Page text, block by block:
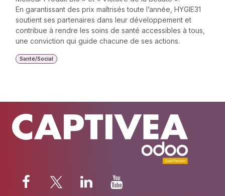
En garantissant des prix maîtrisés toute l’année, HYGIE31
soutient ses partenaires dans leur développement et
contribue à rendre les soins de santé accessibles à tous,
une conviction qui guide chacune de ses actions.
Santé/Social